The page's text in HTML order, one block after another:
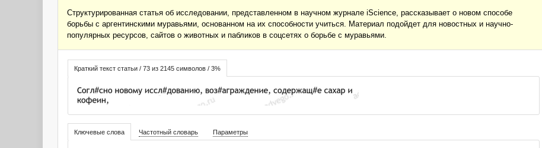
Структурированная статья об исследовании, представленном в научном журнале iScience, рассказывает о новом способе
борьбы с аргентинскими муравьями, основанном на их способности учиться. Материал подойдет для новостных и научно-
популярных ресурсов, сайтов о животных и пабликов в соцсетях о борьбе с муравьями.
Краткий текст статьи / 73 из 2145 символов / 3%
Ключевые слова Частотный словарь Параметры